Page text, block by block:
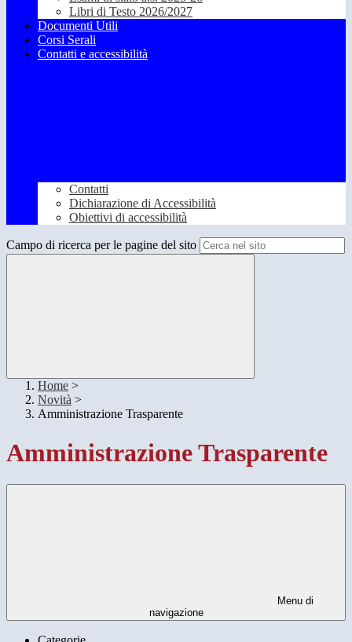
Libri di Testo 2026/2027
Documenti Utili
Corsi Serali
Contatti e accessibilità
Contatti
Dichiarazione di Accessibilità
Obiettivi di accessibilità
Campo di ricerca per le pagine del sito
Home >
Novità >
Amministrazione Trasparente
Amministrazione Trasparente
Menu di
navigazione